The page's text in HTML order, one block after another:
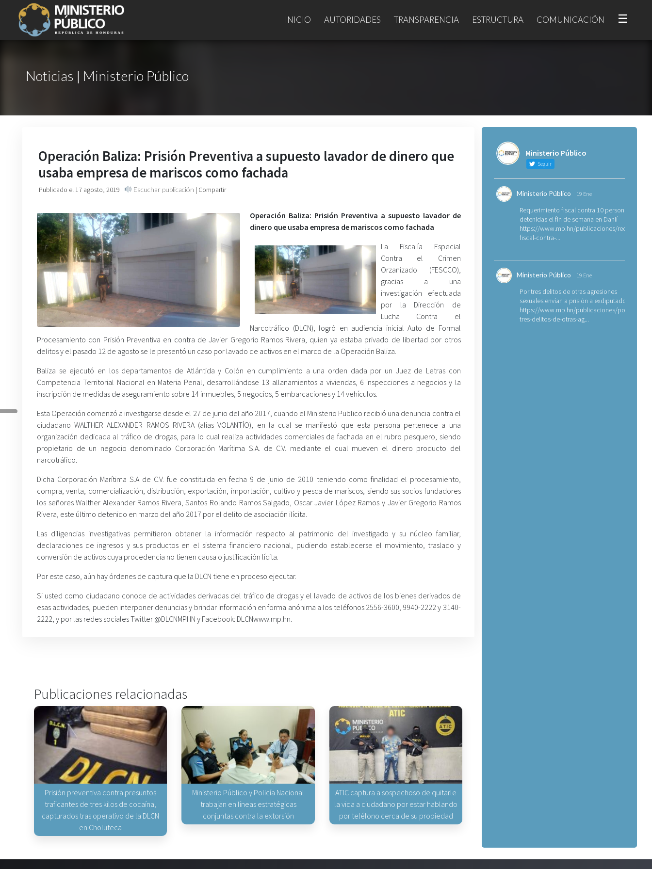
INICIO AUTORIDADES TRANSPARENCIA ESTRUCTURA COMUNICACIÓN ☰
Noticias | Ministerio Público
Operación Baliza: Prisión Preventiva a supuesto lavador de dinero que
usaba empresa de mariscos como fachada
Publicado el 17 agosto, 2019 | Escuchar publicación | Compartir
Operación Baliza: Prisión Preventiva a supuesto lavador de
dinero que usaba empresa de mariscos como fachada
La Fiscalía Especial
Contra el Crimen
Orzanizado (FESCCO),
gracias a una
investigación efectuada
por la Dirección de
Lucha Contra el
Narcotráfico (DLCN), logró en audiencia inicial Auto de Formal
Procesamiento con Prisión Preventiva en contra de Javier Gregorio Ramos Rivera, quien ya estaba privado de libertad por otros
delitos y el pasado 12 de agosto se le presentó un caso por lavado de activos en el marco de la Operación Baliza.
Baliza se ejecutó en los departamentos de Atlántida y Colón en cumplimiento a una orden dada por un Juez de Letras con
Competencia Territorial Nacional en Materia Penal, desarrollándose 13 allanamientos a viviendas, 6 inspecciones a negocios y la
inscripción de medidas de aseguramiento sobre 14 inmuebles, 5 negocios, 5 embarcaciones y 14 vehículos.
Esta Operación comenzó a investigarse desde el 27 de junio del año 2017, cuando el Ministerio Publico recibió una denuncia contra el
ciudadano WALTHER ALEXANDER RAMOS RIVERA (alias VOLANTÍO), en la cual se manifestó que esta persona pertenece a una
organización dedicada al tráfico de drogas, para lo cual realiza actividades comerciales de fachada en el rubro pesquero, siendo
propietario de un negocio denominado Corporación Marítima S.A. de C.V. mediante el cual mueven el dinero producto del
narcotráfico.
Dicha Corporación Marítima S.A de C.V. fue constituida en fecha 9 de junio de 2010 teniendo como finalidad el procesamiento,
compra, venta, comercialización, distribución, exportación, importación, cultivo y pesca de mariscos, siendo sus socios fundadores
los señores Walther Alexander Ramos Rivera, Santos Rolando Ramos Salgado, Oscar Javier López Ramos y Javier Gregorio Ramos
Rivera, este último detenido en marzo del año 2017 por el delito de asociación ilícita.
Las diligencias investigativas permitieron obtener la información respecto al patrimonio del investigado y su núcleo familiar,
declaraciones de ingresos y sus productos en el sistema financiero nacional, pudiendo establecerse el movimiento, traslado y
conversión de activos cuya procedencia no tienen causa o justificación lícita.
Por este caso, aún hay órdenes de captura que la DLCN tiene en proceso ejecutar.
Si usted como ciudadano conoce de actividades derivadas del tráfico de drogas y el lavado de activos de los bienes derivados de
esas actividades, pueden interponer denuncias y brindar información en forma anónima a los teléfonos 2556-3600, 9940-2222 y 3140-
2222, y por las redes sociales Twitter @DLCNMPHN y Facebook: DLCNwww.mp.hn.
Publicaciones relacionadas
Prisión preventiva contra presuntos
traficantes de tres kilos de cocaína,
capturados tras operativo de la DLCN
en Choluteca
Ministerio Público y Policía Nacional
trabajan en líneas estratégicas
conjuntas contra la extorsión
ATIC captura a sospechoso de quitarle
la vida a ciudadano por estar hablando
por teléfono cerca de su propiedad
Ministerio Público
Seguir
Ministerio Público 19 Ene
Requerimiento fiscal contra 10 personas
detenidas el fin de semana en Danlí
https://www.mp.hn/publicaciones/
fiscal-contra-...
Ministerio Público 19 Ene
Por tres delitos de otras agresiones
sexuales envían a prisión a exdiputado
https://www.mp.hn/publicaciones/por-
tres-delitos-de-otras-ag...